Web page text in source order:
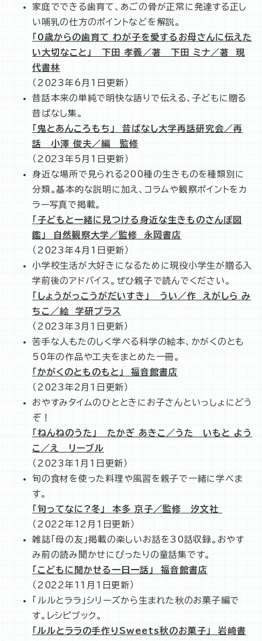
家庭でできる歯育て、あごの骨が正常に発達する正し
い哺乳の仕方のポイントなどを解説。
「0歳からの歯育て わが子を愛するお母さんに伝えた
い大切なこと」 下田 孝義／著 下田 ミナ／著 現
代書林
（2023年6月1日更新）
昔話本来の単純で明快な語りで伝える、子どもに贈る
昔ばなし集。
「鬼とあんころもち」 昔ばなし大学再話研究会／再
話 小澤 俊夫／編 監修
（2023年5月1日更新）
身近な場所で見られる200種の生きものを種類別に
分類。基本的な説明に加え、コラムや観察ポイントをカ
ラー写真で掲載。
「子どもと一緒に見つける身近な生きものさんぽ図
鑑」 自然観察大学／監修 永岡書店
（2023年4月1日更新）
小学校生活が大好きになるために現役小学生が贈る入
学前後のアドバイス。ぜひ親子で読んでください。
「しょうがっこうがだいすき」 うい／作 えがしら み
ちこ／絵 学研プラス
（2023年3月1日更新）
苦手な人もたのしく学べる科学の絵本、かがくのとも
50年の作品や工夫をまとめた一冊。
「かがくのとものもと」 福音館書店
（2023年2月1日更新）
おやすみタイムのひとときにお子さんといっしょにどう
ぞ！
「ねんねのうた」 たかぎ あきこ／うた いもと よう
こ／え リーブル
（2023年1月1日更新）
旬の食材を使った料理や風習を親子で一緒に学べま
す。
「旬ってなに?冬」 本多 京子／監修 汐文社
（2022年12月1日更新）
雑誌「母の友」掲載の楽しいお話を30話収録。おやす
み前の読み聞かせにぴったりの童話集です。
「こどもに聞かせる一日一話」 福音館書店
（2022年11月1日更新）
「ルルとララ」シリーズから生まれた秋のお菓子編で
す。レシピブック。
「ルルとララの手作りSweets秋のお菓子」 岩崎書